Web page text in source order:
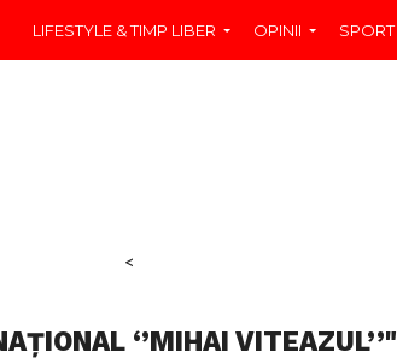
LIFESTYLE & TIMP LIBER OPINII SPORT
<
‘’MIHAI VITEAZUL’’"